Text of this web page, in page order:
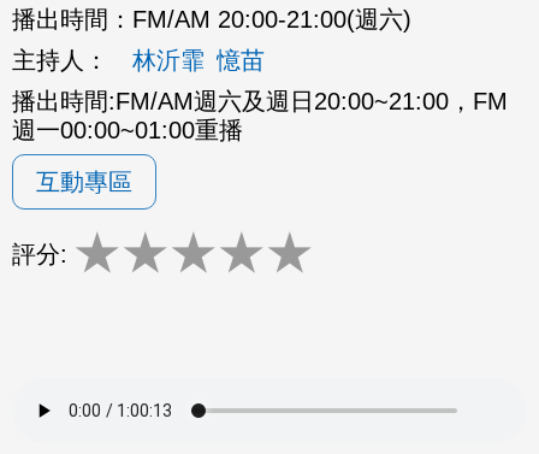
播出時間： FM/AM 20:00-21:00(週六)
主持人：
林沂霏 憶苗
播出時間:FM/AM週六及週日20:00~21:00，FM
週一00:00~01:00重播
互動專區
評分: ★★★★★